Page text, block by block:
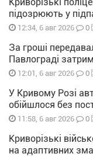
Криворізькі
підозрюють у
12:34, 6 авг 2026 0
За гроші
Павлограді
12:01, 6 авг 2026 0
У Кривому Розі
обійшлося без
11:58, 6 авг 2026 0
Криворізькі
на адаптивних